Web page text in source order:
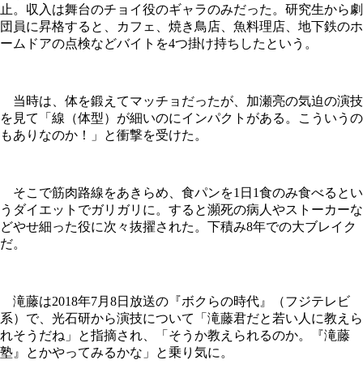
止。収入は舞台のチョイ役のギャラのみだった。研究生から劇
団員に昇格すると、カフェ、焼き鳥店、魚料理店、地下鉄のホ
ームドアの点検などバイトを4つ掛け持ちしたという。
当時は、体を鍛えてマッチョだったが、加瀬亮の気迫の演技
を見て「線（体型）が細いのにインパクトがある。こういうの
もありなのか！」と衝撃を受けた。
そこで筋肉路線をあきらめ、食パンを1日1食のみ食べるとい
うダイエットでガリガリに。すると瀕死の病人やストーカーな
どやせ細った役に次々抜擢された。下積み8年での大ブレイク
だ。
滝藤は2018年7月8日放送の『ボクらの時代』（フジテレビ
系）で、光石研から演技について「滝藤君だと若い人に教えら
れそうだね」と指摘され、「そうか教えられるのか。『滝藤
塾』とかやってみるかな」と乗り気に。